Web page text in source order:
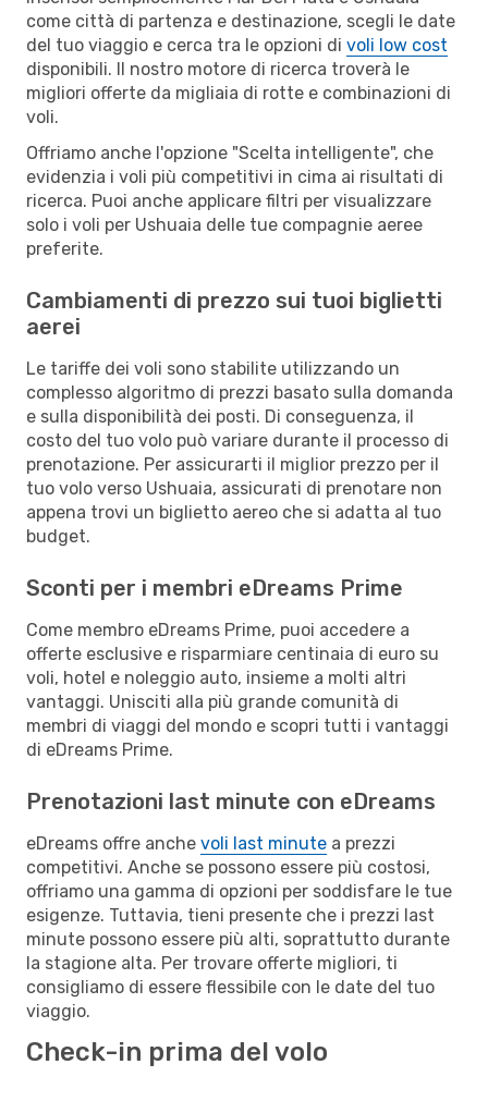
come città di partenza e destinazione, scegli le date
del tuo viaggio e cerca tra le opzioni di voli low cost
disponibili. Il nostro motore di ricerca troverà le
migliori offerte da migliaia di rotte e combinazioni di
voli.
Offriamo anche l'opzione "Scelta intelligente", che
evidenzia i voli più competitivi in cima ai risultati di
ricerca. Puoi anche applicare filtri per visualizzare
solo i voli per Ushuaia delle tue compagnie aeree
preferite.
Cambiamenti di prezzo sui tuoi biglietti
aerei
Le tariffe dei voli sono stabilite utilizzando un
complesso algoritmo di prezzi basato sulla domanda
e sulla disponibilità dei posti. Di conseguenza, il
costo del tuo volo può variare durante il processo di
prenotazione. Per assicurarti il miglior prezzo per il
tuo volo verso Ushuaia, assicurati di prenotare non
appena trovi un biglietto aereo che si adatta al tuo
budget.
Sconti per i membri eDreams Prime
Come membro eDreams Prime, puoi accedere a
offerte esclusive e risparmiare centinaia di euro su
voli, hotel e noleggio auto, insieme a molti altri
vantaggi. Unisciti alla più grande comunità di
membri di viaggi del mondo e scopri tutti i vantaggi
di eDreams Prime.
Prenotazioni last minute con eDreams
eDreams offre anche voli last minute a prezzi
competitivi. Anche se possono essere più costosi,
offriamo una gamma di opzioni per soddisfare le tue
esigenze. Tuttavia, tieni presente che i prezzi last
minute possono essere più alti, soprattutto durante
la stagione alta. Per trovare offerte migliori, ti
consigliamo di essere flessibile con le date del tuo
viaggio.
Check-in prima del volo